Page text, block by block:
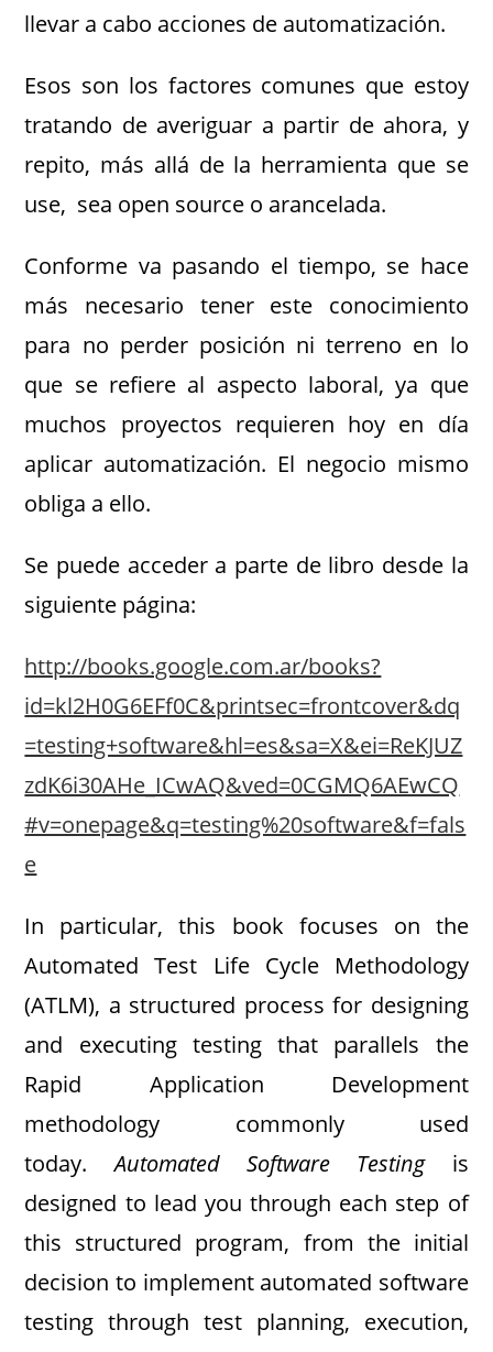
llevar a cabo acciones de automatización.
Esos son los factores comunes que estoy
tratando de averiguar a partir de ahora, y
repito, más allá de la herramienta que se
use, sea open source o arancelada.
Conforme va pasando el tiempo, se hace
más necesario tener este conocimiento
para no perder posición ni terreno en lo
que se refiere al aspecto laboral, ya que
muchos proyectos requieren hoy en día
aplicar automatización. El negocio mismo
obliga a ello.
Se puede acceder a parte de libro desde la
siguiente página:
http://books.google.com.ar/books?
id=kl2H0G6EFf0C&printsec=frontcover&dq
=testing+software&hl=es&sa=X&ei=ReKJUZ
zdK6i30AHe_ICwAQ&ved=0CGMQ6AEwCQ
#v=onepage&q=testing%20software&f=fals
e
In particular, this book focuses on the
Automated Test Life Cycle Methodology
(ATLM), a structured process for designing
and executing testing that parallels the
Rapid Application Development
methodology commonly used
today.Automated Software Testingis
designed to lead you through each step of
this structured program, from the initial
decision to implement automated software
testing through test planning, execution,